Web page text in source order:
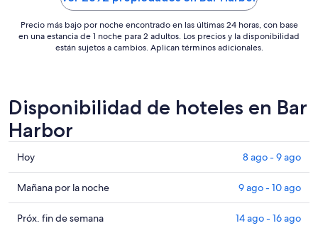
sep
Precio más bajo por noche encontrado en las últimas 24 horas, con base
en una estancia de 1 noche para 2 adultos. Los precios y la disponibilidad
están sujetos a cambios. Aplican términos adicionales.
Disponibilidad de hoteles en Bar
Harbor
Consultar
precios
en
Bar
Harbor
Hoy 8 ago - 9 ago
Consultar
precios
en
Mañana por la noche 9 ago - 10 ago
Consultar
Próx. fin de semana 14 ago - 16 ago